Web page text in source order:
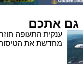
גם אתכם
ענקית התעופה
מחדשת את